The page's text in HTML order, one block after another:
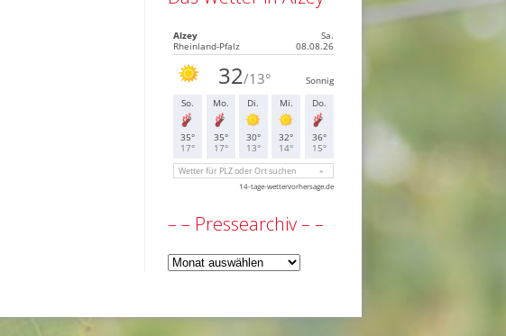
– – Pressearchiv – –
–